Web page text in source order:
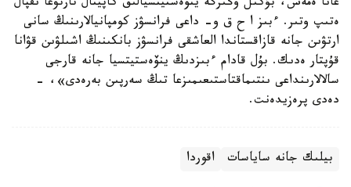
عانا ەمەس، بۇكىل وڭىرگە ينۆەستيتسيالىق كاپيتال تارتۋعا ىقپال
ەتىپ وتىر. ءبىز ا ح ق و- داعى فرانسۋز كومپانيالارىنىڭ سانى
ارتۋىن جانە قازاقستاندا العاشقى فرانسۋز بانكىنىڭ اشىلۋىن قۋانا
قۇپتار ەدىك. بۇل قادام ءبىزدىڭ ينۆەستيتسيا جانە قارجى
سالالارىنداعى ىنتىماقتاستىعىمىزعا تىڭ سەرپىن بەرەدى»، -
دەدى پرەزيدەنت.
بيلىك جانە ساياسات اقوردا